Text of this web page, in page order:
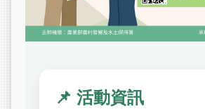
📌 活動資訊